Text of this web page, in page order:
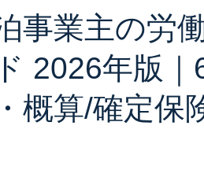
事業主の労
2026年版
概算/確定保